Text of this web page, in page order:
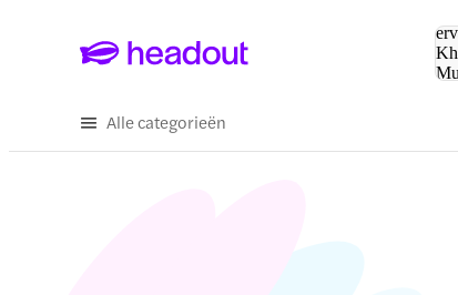
Alle categorieën